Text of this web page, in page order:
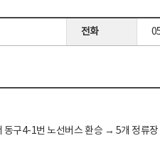
전화
4-1번 노선버스 환승 → 5개 정류